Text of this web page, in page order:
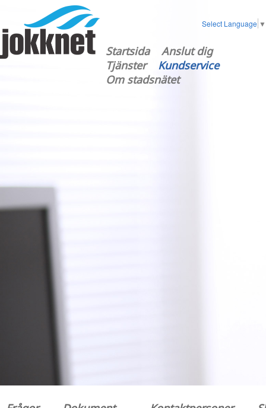
Startsida
Anslut dig
Tjänster
Kundservice
Om stadsnätet
Select Language ▼